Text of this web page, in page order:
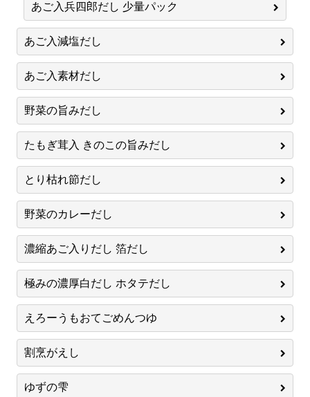
あご入兵四郎だし 少量パック
あご入減塩だし
あご入素材だし
野菜の旨みだし
たもぎ茸入 きのこの旨みだし
とり枯れ節だし
野菜のカレーだし
濃縮あご入りだし 箔だし
極みの濃厚白だし ホタテだし
えろーうもおてごめんつゆ
割烹がえし
ゆずの雫